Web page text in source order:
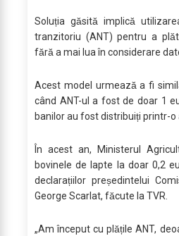
Soluția găsită implică
tranzitoriu (ANT) pentru a
fără a mai lua în considerare
Acest model urmează a fi
când ANT-ul a fost de doar 1
banilor au fost distribuiți printr-o
În acest an, Ministerul
bovinele de lapte la doar 0,2
declarațiilor președintelui
George Scarlat, făcute la TVR.
„Am început cu plățile ANT,